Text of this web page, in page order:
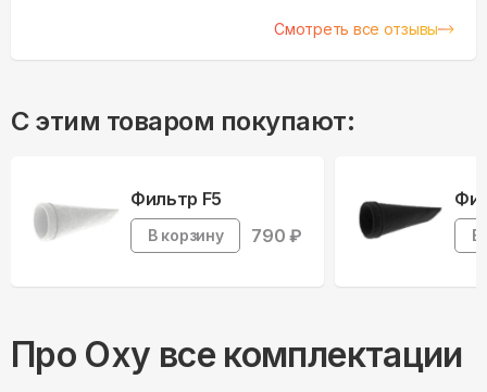
Смотреть все отзывы
С этим товаром покупают:
Фильтр F5
В корзину 790 ₽ В
Про Oxy все комплектации